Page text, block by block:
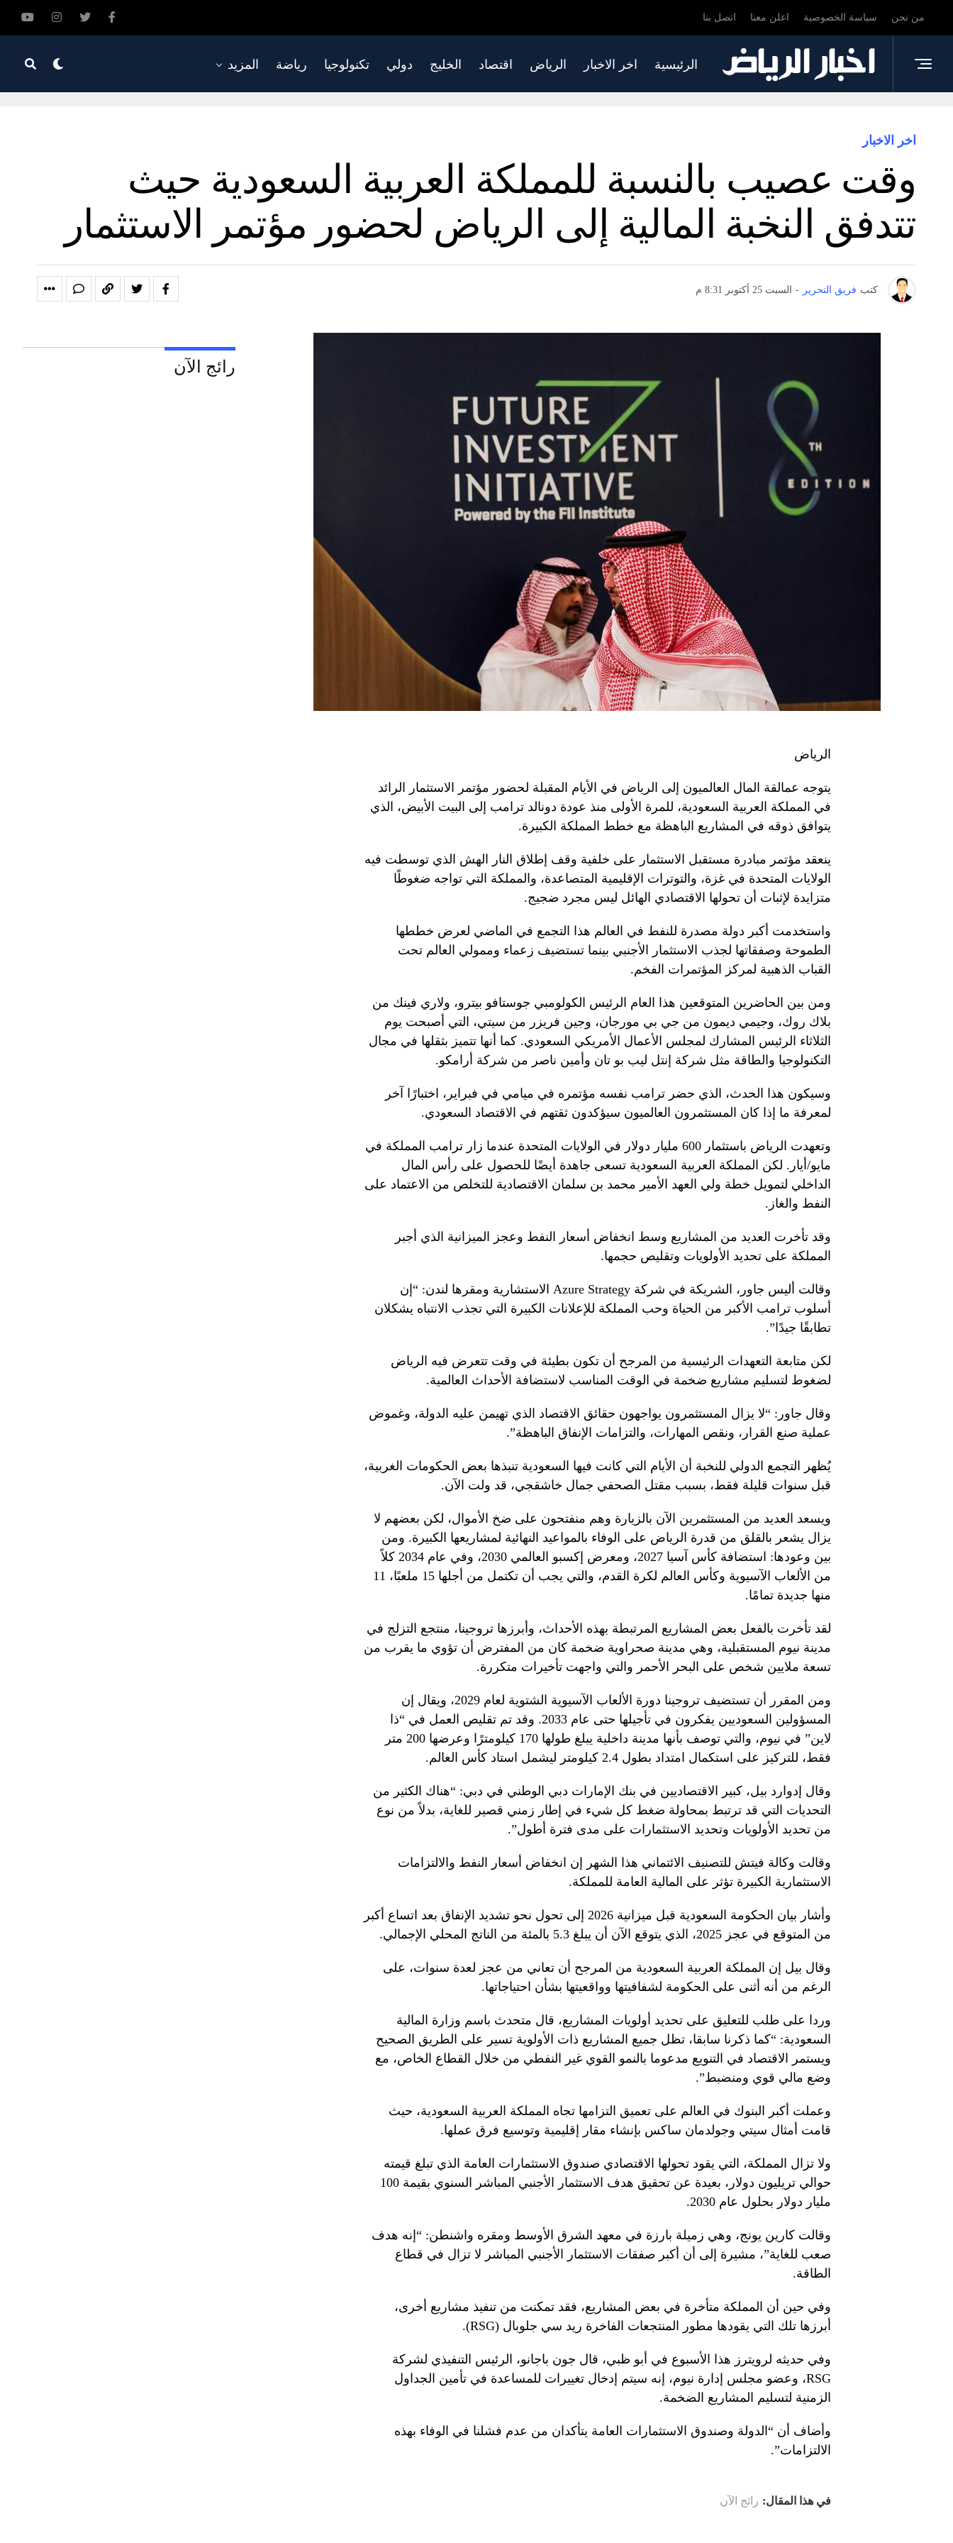
من نحن سياسة الخصوصية اعلن معنا اتصل بنا
الرئيسية اخر الاخبار الرياض اقتصاد الخليج دولي تكنولوجيا رياضة المزيد
اخر الاخبار
وقت عصيب بالنسبة للمملكة العربية السعودية حيث
تتدفق النخبة المالية إلى الرياض لحضور مؤتمر الاستثمار
كتب فريق التحرير - السبت 25 أكتوبر 8:31 م
الرياض
يتوجه عمالقة المال العالميون إلى الرياض في الأيام المقبلة لحضور مؤتمر الاستثمار الرائد
في المملكة العربية السعودية، للمرة الأولى منذ عودة دونالد ترامب إلى البيت الأبيض، الذي
يتوافق ذوقه في المشاريع الباهظة مع خطط المملكة الكبيرة.
ينعقد مؤتمر مبادرة مستقبل الاستثمار على خلفية وقف إطلاق النار الهش الذي توسطت فيه
الولايات المتحدة في غزة، والتوترات الإقليمية المتصاعدة، والمملكة التي تواجه ضغوطًا
متزايدة لإثبات أن تحولها الاقتصادي الهائل ليس مجرد ضجيج.
واستخدمت أكبر دولة مصدرة للنفط في العالم هذا التجمع في الماضي لعرض خططها
الطموحة وصفقاتها لجذب الاستثمار الأجنبي بينما تستضيف زعماء وممولي العالم تحت
القباب الذهبية لمركز المؤتمرات الفخم.
ومن بين الحاضرين المتوقعين هذا العام الرئيس الكولومبي جوستافو بيترو، ولاري فينك من
بلاك روك، وجيمي ديمون من جي بي مورجان، وجين فريزر من سيتي، التي أصبحت يوم
الثلاثاء الرئيس المشارك لمجلس الأعمال الأمريكي السعودي. كما أنها تتميز بثقلها في مجال
التكنولوجيا والطاقة مثل شركة إنتل ليب بو تان وأمين ناصر من شركة أرامكو.
وسيكون هذا الحدث، الذي حضر ترامب نفسه مؤتمره في ميامي في فبراير، اختبارًا آخر
لمعرفة ما إذا كان المستثمرون العالميون سيؤكدون ثقتهم في الاقتصاد السعودي.
وتعهدت الرياض باستثمار 600 مليار دولار في الولايات المتحدة عندما زار ترامب المملكة في
مايو/أيار. لكن المملكة العربية السعودية تسعى جاهدة أيضًا للحصول على رأس المال
الداخلي لتمويل خطة ولي العهد الأمير محمد بن سلمان الاقتصادية للتخلص من الاعتماد على
النفط والغاز.
وقد تأخرت العديد من المشاريع وسط انخفاض أسعار النفط وعجز الميزانية الذي أجبر
المملكة على تحديد الأولويات وتقليص حجمها.
وقالت أليس جاور، الشريكة في شركة Azure Strategy الاستشارية ومقرها لندن: “إن
أسلوب ترامب الأكبر من الحياة وحب المملكة للإعلانات الكبيرة التي تجذب الانتباه يشكلان
تطابقًا جيدًا”.
لكن متابعة التعهدات الرئيسية من المرجح أن تكون بطيئة في وقت تتعرض فيه الرياض
لضغوط لتسليم مشاريع ضخمة في الوقت المناسب لاستضافة الأحداث العالمية.
وقال جاور: “لا يزال المستثمرون يواجهون حقائق الاقتصاد الذي تهيمن عليه الدولة، وغموض
عملية صنع القرار، ونقص المهارات، والتزامات الإنفاق الباهظة”.
يُظهر التجمع الدولي للنخبة أن الأيام التي كانت فيها السعودية تنبذها بعض الحكومات الغربية،
قبل سنوات قليلة فقط، بسبب مقتل الصحفي جمال خاشقجي، قد ولت الآن.
ويسعد العديد من المستثمرين الآن بالزيارة وهم منفتحون على ضخ الأموال، لكن بعضهم لا
يزال يشعر بالقلق من قدرة الرياض على الوفاء بالمواعيد النهائية لمشاريعها الكبيرة. ومن
بين وعودها: استضافة كأس آسيا 2027، ومعرض إكسبو العالمي 2030، وفي عام 2034 كلاً
من الألعاب الآسيوية وكأس العالم لكرة القدم، والتي يجب أن تكتمل من أجلها 15 ملعبًا، 11
منها جديدة تمامًا.
لقد تأخرت بالفعل بعض المشاريع المرتبطة بهذه الأحداث، وأبرزها تروجينا، منتجع التزلج في
مدينة نيوم المستقبلية، وهي مدينة صحراوية ضخمة كان من المفترض أن تؤوي ما يقرب من
تسعة ملايين شخص على البحر الأحمر والتي واجهت تأخيرات متكررة.
ومن المقرر أن تستضيف تروجينا دورة الألعاب الآسيوية الشتوية لعام 2029، ويقال إن
المسؤولين السعوديين يفكرون في تأجيلها حتى عام 2033. وقد تم تقليص العمل في “ذا
لاين” في نيوم، والتي توصف بأنها مدينة داخلية يبلغ طولها 170 كيلومترًا وعرضها 200 متر
فقط، للتركيز على استكمال امتداد بطول 2.4 كيلومتر ليشمل استاد كأس العالم.
وقال إدوارد بيل، كبير الاقتصاديين في بنك الإمارات دبي الوطني في دبي: “هناك الكثير من
التحديات التي قد ترتبط بمحاولة ضغط كل شيء في إطار زمني قصير للغاية، بدلاً من نوع
من تحديد الأولويات وتحديد الاستثمارات على مدى فترة أطول”.
وقالت وكالة فيتش للتصنيف الائتماني هذا الشهر إن انخفاض أسعار النفط والالتزامات
الاستثمارية الكبيرة تؤثر على المالية العامة للمملكة.
وأشار بيان الحكومة السعودية قبل ميزانية 2026 إلى تحول نحو تشديد الإنفاق بعد اتساع أكبر
من المتوقع في عجز 2025، الذي يتوقع الآن أن يبلغ 5.3 بالمئة من الناتج المحلي الإجمالي.
وقال بيل إن المملكة العربية السعودية من المرجح أن تعاني من عجز لعدة سنوات، على
الرغم من أنه أثنى على الحكومة لشفافيتها وواقعيتها بشأن احتياجاتها.
وردا على طلب للتعليق على تحديد أولويات المشاريع، قال متحدث باسم وزارة المالية
السعودية: “كما ذكرنا سابقا، تظل جميع المشاريع ذات الأولوية تسير على الطريق الصحيح
ويستمر الاقتصاد في التنويع مدعوما بالنمو القوي غير النفطي من خلال القطاع الخاص، مع
وضع مالي قوي ومنضبط”.
وعملت أكبر البنوك في العالم على تعميق التزامها تجاه المملكة العربية السعودية، حيث
قامت أمثال سيتي وجولدمان ساكس بإنشاء مقار إقليمية وتوسيع فرق عملها.
ولا تزال المملكة، التي يقود تحولها الاقتصادي صندوق الاستثمارات العامة الذي تبلغ قيمته
حوالي تريليون دولار، بعيدة عن تحقيق هدف الاستثمار الأجنبي المباشر السنوي بقيمة 100
مليار دولار بحلول عام 2030.
وقالت كارين يونج، وهي زميلة بارزة في معهد الشرق الأوسط ومقره واشنطن: “إنه هدف
صعب للغاية”، مشيرة إلى أن أكبر صفقات الاستثمار الأجنبي المباشر لا تزال في قطاع
الطاقة.
وفي حين أن المملكة متأخرة في بعض المشاريع، فقد تمكنت من تنفيذ مشاريع أخرى،
أبرزها تلك التي يقودها مطور المنتجعات الفاخرة ريد سي جلوبال (RSG).
وفي حديثه لرويترز هذا الأسبوع في أبو ظبي، قال جون باجانو، الرئيس التنفيذي لشركة
RSG، وعضو مجلس إدارة نيوم، إنه سيتم إدخال تغييرات للمساعدة في تأمين الجداول
الزمنية لتسليم المشاريع الضخمة.
وأضاف أن “الدولة وصندوق الاستثمارات العامة يتأكدان من عدم فشلنا في الوفاء بهذه
الالتزامات”.
في هذا المقال: رائج الآن
رائج الآن